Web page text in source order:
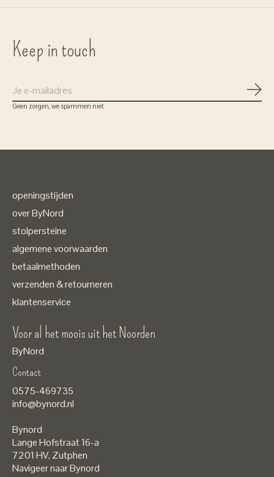
Keep in touch
Geen zorgen, we spammen niet
openingstijden
over ByNord
stolpersteine
algemene voorwaarden
betaalmethoden
verzenden & retourneren
klantenservice
Voor al het moois uit het Noorden
ByNord
Contact
0575-469735
info@bynord.nl
Bynord
Lange Hofstraat 16-a
7201 HV, Zutphen
Navigeer naar Bynord